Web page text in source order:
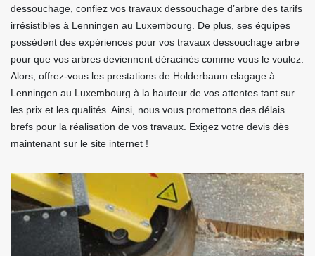
dessouchage, confiez vos travaux dessouchage d’arbre des tarifs
irrésistibles à Lenningen au Luxembourg. De plus, ses équipes
possèdent des expériences pour vos travaux dessouchage arbre
pour que vos arbres deviennent déracinés comme vous le voulez.
Alors, offrez-vous les prestations de Holderbaum elagage à
Lenningen au Luxembourg à la hauteur de vos attentes tant sur
les prix et les qualités. Ainsi, nous vous promettons des délais
brefs pour la réalisation de vos travaux. Exigez votre devis dès
maintenant sur le site internet !